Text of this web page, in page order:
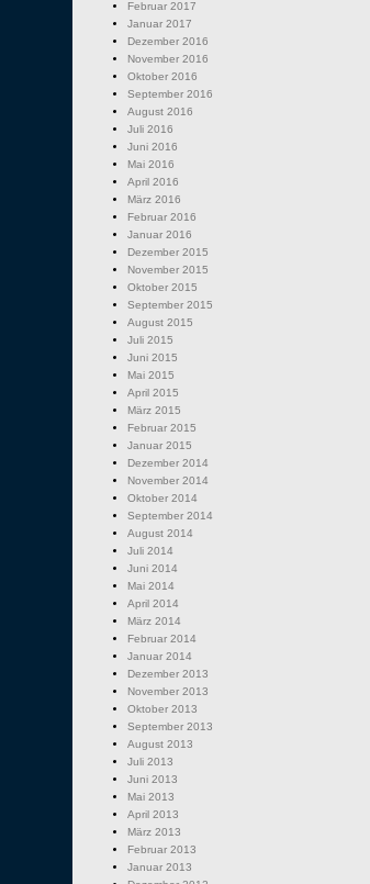
Februar 2017
Januar 2017
Dezember 2016
November 2016
Oktober 2016
September 2016
August 2016
Juli 2016
Juni 2016
Mai 2016
April 2016
März 2016
Februar 2016
Januar 2016
Dezember 2015
November 2015
Oktober 2015
September 2015
August 2015
Juli 2015
Juni 2015
Mai 2015
April 2015
März 2015
Februar 2015
Januar 2015
Dezember 2014
November 2014
Oktober 2014
September 2014
August 2014
Juli 2014
Juni 2014
Mai 2014
April 2014
März 2014
Februar 2014
Januar 2014
Dezember 2013
November 2013
Oktober 2013
September 2013
August 2013
Juli 2013
Juni 2013
Mai 2013
April 2013
März 2013
Februar 2013
Januar 2013